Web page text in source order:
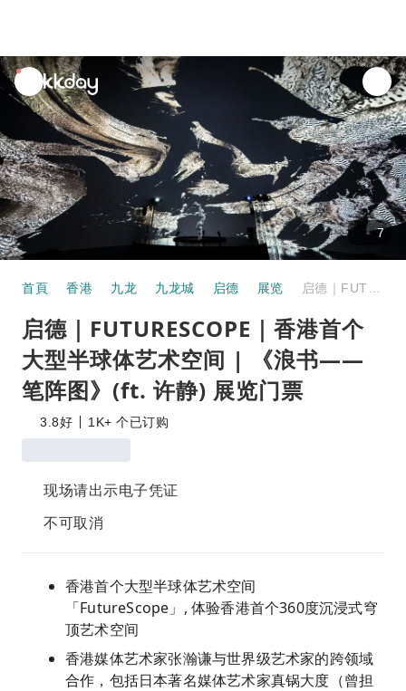
unread
notifications
7
首頁 香港 九龙 九龙城 启德 展览
启德｜FUTURESCOPE｜香港首个
大型半球体艺术空间 | 《浪书——
笔阵图》(ft. 许静) 展览门票
3.8好 1K+ 个已订购
现场请出示电子凭证
不可取消
香港首个大型半球体艺术空间
「FutureScope」, 体验香港首个360度沉浸式穹
顶艺术空间
香港媒体艺术家张瀚谦与世界级艺术家的跨领域
合作，包括日本著名媒体艺术家真锅大度（曾担